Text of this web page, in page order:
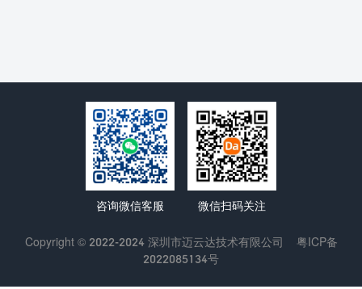
咨询微信客服 微信扫码关注
Copyright © 2022-2024 深圳市迈云达技术有限公司
粤ICP备
2022085134号